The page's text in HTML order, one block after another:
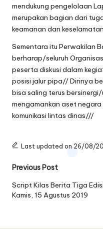
mendukung pengelolaan
merupakan bagian dari
keamanan dan
Sementara itu Perwakilan
berharap/seluruh
peserta diskusi dalam
posisi jalur pipa// Dirinya
bisa saling terus
mengamankan aset
komunikasi lintas dinas///
Last updated on 26/08/
Post
navigation
Previous Post
Script Kilas Berita Tiga Edisi
Kamis, 15 Agustus 2019